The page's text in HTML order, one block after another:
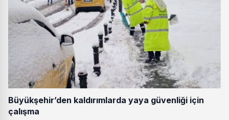
Büyükşehir’den kaldırımlarda yaya güvenliği için
çalışma